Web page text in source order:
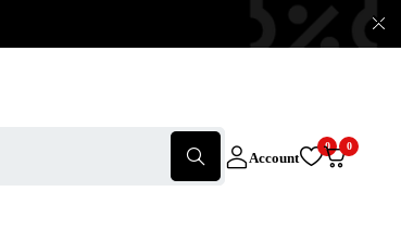
Account
0 0